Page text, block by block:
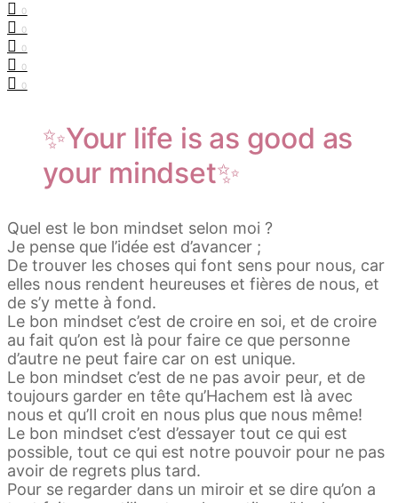
0
0
0
0
0
✨Your life is as good as
your mindset✨
Quel est le bon mindset selon moi ?
Je pense que l’idée est d’avancer ;
De trouver les choses qui font sens pour nous, car
elles nous rendent heureuses et fières de nous, et
de s’y mette à fond.
Le bon mindset c’est de croire en soi, et de croire
au fait qu’on est là pour faire ce que personne
d’autre ne peut faire car on est unique.
Le bon mindset c’est de ne pas avoir peur, et de
toujours garder en tête qu’Hachem est là avec
nous et qu’Il croit en nous plus que nous même!
Le bon mindset c’est d’essayer tout ce qui est
possible, tout ce qui est notre pouvoir pour ne pas
avoir de regrets plus tard.
Pour se regarder dans un miroir et se dire qu’on a